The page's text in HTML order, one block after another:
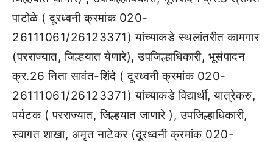
पाटोळे ( दूरध्वनी क्रमांक 020-
26111061/26123371) यांच्याकडे स्थलांतरीत कामगार
(परराज्यात, जिल्हयात येणारे), उपजिल्हाधिकारी, भूसंपादन
क्र.26 निता सावंत-शिंदे ( दूरध्वनी क्रमांक 020-
26111061/26123371) यांच्याकडे विद्यार्थी, यात्रेकरु,
पर्यटक ( परराज्यात, जिल्हयात जाणारे ), उपजिल्हाधिकारी,
स्वागत शाखा, अमृत नाटेकर (दूरध्वनी क्रमांक 020-